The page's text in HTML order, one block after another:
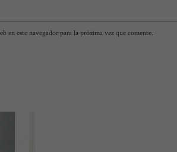
en este navegador para la próxima vez que comente.